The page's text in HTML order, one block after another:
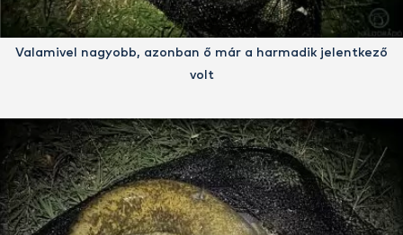
Valamivel nagyobb, azonban ő már a harmadik jelentkező
volt